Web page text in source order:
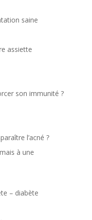
saine
assiette
son immunité ?
l’acné ?
à une
– diabète